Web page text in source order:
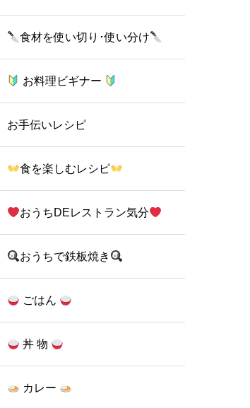
食材を使い切り･使い分け
お料理ビギナー
お手伝いレシピ
食を楽しむレシピ
おうちDEレストラン気分
おうちで鉄板焼き
ごはん
丼 物
カレー